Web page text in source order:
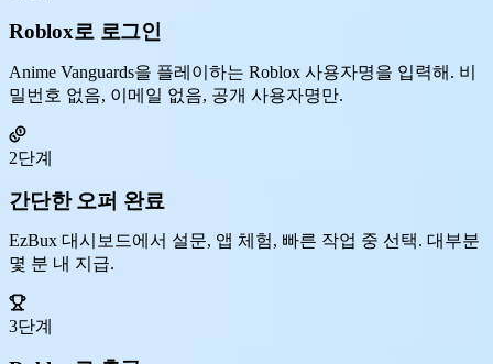
Roblox로 로그인
Anime Vanguards을 플레이하는 Roblox 사용자명을 입력해. 비
밀번호 없음, 이메일 없음, 공개 사용자명만.
2단계
간단한 오퍼 완료
EzBux 대시보드에서 설문, 앱 체험, 빠른 작업 중 선택. 대부분
몇 분 내 지급.
3단계